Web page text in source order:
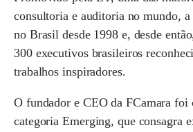
consultoria e auditoria no mundo, a
no Brasil desde 1998 e, desde
300 executivos brasileiros
trabalhos inspiradores.
O fundador e CEO da FCamara foi
categoria Emerging, que consagra